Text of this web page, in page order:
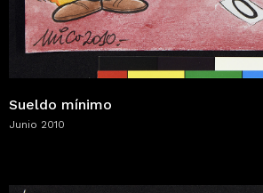
Sueldo mínimo
Junio 2010